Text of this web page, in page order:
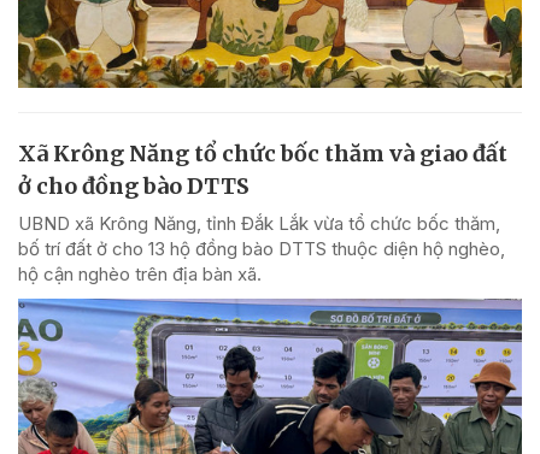
Xã Krông Năng tổ chức bốc thăm và giao đất
ở cho đồng bào DTTS
UBND xã Krông Năng, tỉnh Đắk Lắk vừa tổ chức bốc thăm,
bố trí đất ở cho 13 hộ đồng bào DTTS thuộc diện hộ nghèo,
hộ cận nghèo trên địa bàn xã.